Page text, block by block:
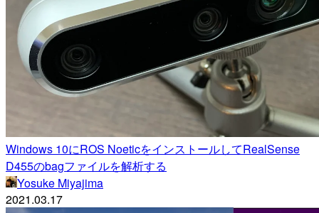
Windows 10にROS NoeticをインストールしてRealSense
D455のbagファイルを解析する
Yosuke Miyajima
2021.03.17